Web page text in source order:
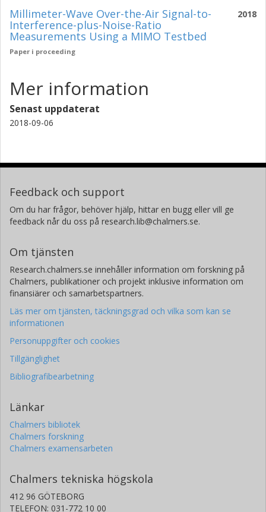
2018
Millimeter-Wave Over-the-Air Signal-to-
Interference-plus-Noise-Ratio
Measurements Using a MIMO Testbed
Paper i proceeding
Mer information
Senast uppdaterat
2018-09-06
Feedback och support
Om du har frågor, behöver hjälp, hittar en bugg eller vill ge
feedback når du oss på research.lib@chalmers.se.
Om tjänsten
Research.chalmers.se innehåller information om forskning på
Chalmers, publikationer och projekt inklusive information om
finansiärer och samarbetspartners.
Läs mer om tjänsten, täckningsgrad och vilka som kan se
informationen
Personuppgifter och cookies
Tillgänglighet
Bibliografibearbetning
Länkar
Chalmers bibliotek
Chalmers forskning
Chalmers examensarbeten
Chalmers tekniska högskola
412 96 GÖTEBORG
TELEFON: 031-772 10 00